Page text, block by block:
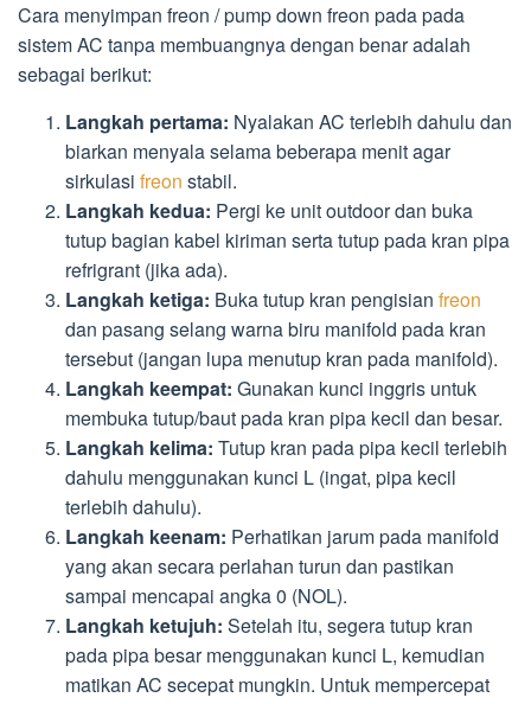
Cara menyimpan freon / pump down freon pada pada
sistem AC tanpa membuangnya dengan benar adalah
sebagai berikut:
Langkah pertama: Nyalakan AC terlebih dahulu dan
biarkan menyala selama beberapa menit agar
sirkulasi freon stabil.
Langkah kedua: Pergi ke unit outdoor dan buka
tutup bagian kabel kiriman serta tutup pada kran pipa
refrigrant (jika ada).
Langkah ketiga: Buka tutup kran pengisian freon
dan pasang selang warna biru manifold pada kran
tersebut (jangan lupa menutup kran pada manifold).
Langkah keempat: Gunakan kunci inggris untuk
membuka tutup/baut pada kran pipa kecil dan besar.
Langkah kelima: Tutup kran pada pipa kecil terlebih
dahulu menggunakan kunci L (ingat, pipa kecil
terlebih dahulu).
Langkah keenam: Perhatikan jarum pada manifold
yang akan secara perlahan turun dan pastikan
sampai mencapai angka 0 (NOL).
Langkah ketujuh: Setelah itu, segera tutup kran
pada pipa besar menggunakan kunci L, kemudian
matikan AC secepat mungkin. Untuk mempercepat